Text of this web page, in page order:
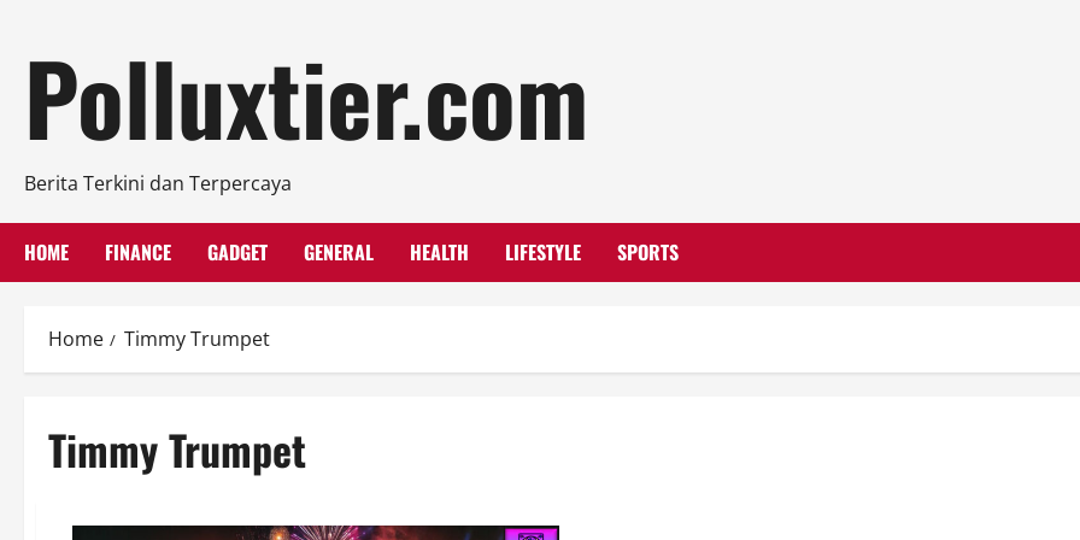
content
Polluxtier.com
Berita Terkini dan Terpercaya
HOME FINANCE GADGET GENERAL HEALTH LIFESTYLE SPORTS
Home Timmy Trumpet
Timmy Trumpet